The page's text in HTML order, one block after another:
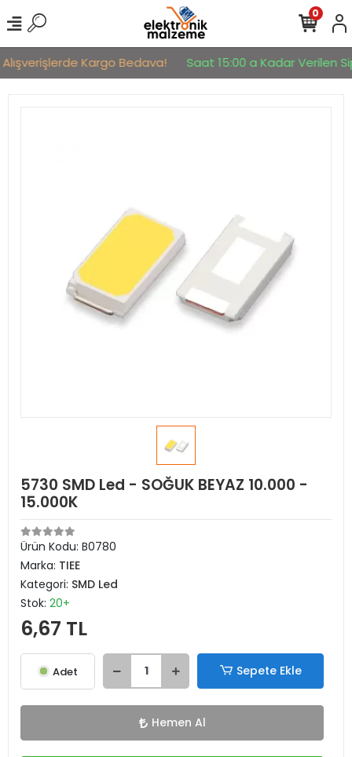
Kargo Bedava! Saat 15:00 a Kadar Verilen
0
5730 SMD Led - SOĞUK BEYAZ 10.000 -
15.000K
Ürün Kodu: B0780
Marka: TIEE
Kategori: SMD Led
Stok: 20+
6,67 TL
Adet Sepete Ekle
Hemen Al